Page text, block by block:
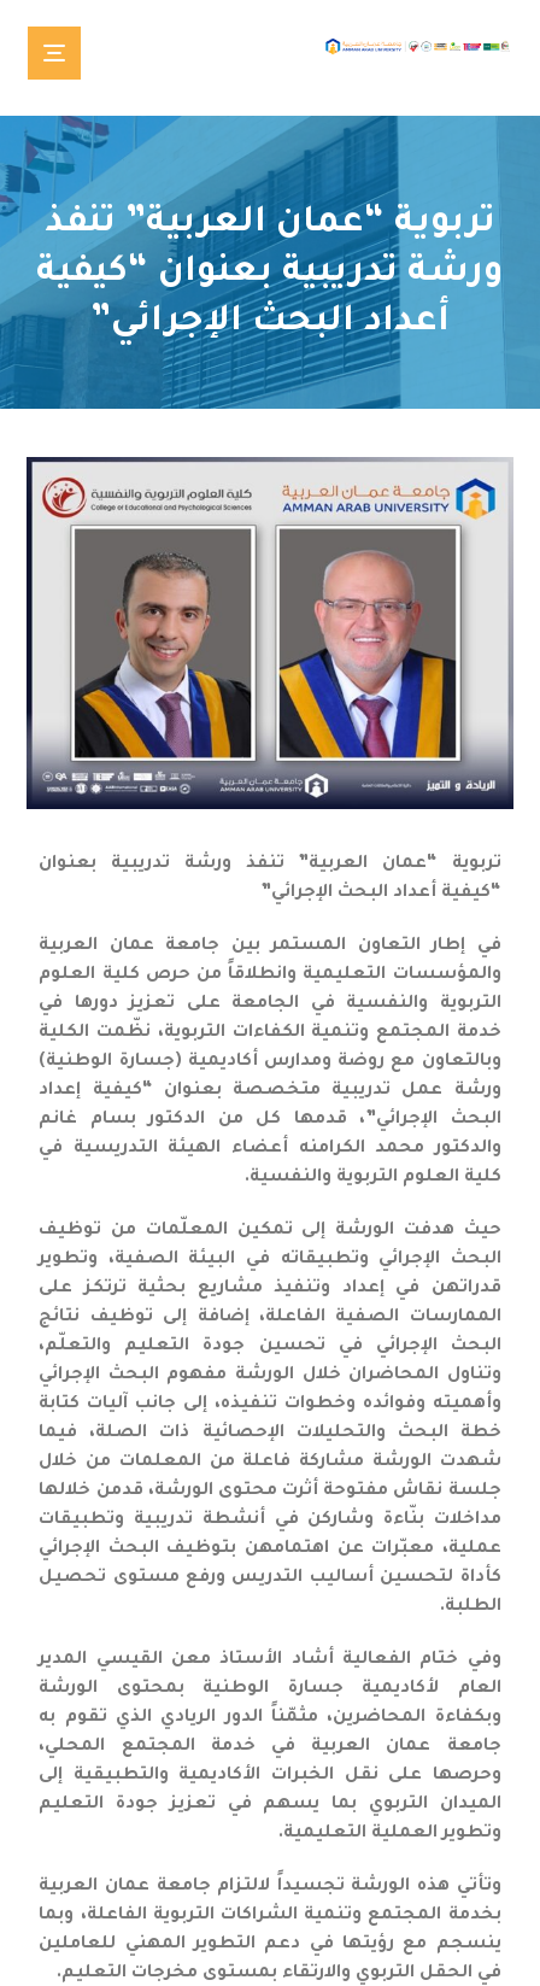
تربوية “عمان العربية” تنفذ
ورشة تدريبية بعنوان “كيفية
أعداد البحث الإجرائي”
تربوية “عمان العربية” تنفذ ورشة تدريبية بعنوان
“كيفية أعداد البحث الإجرائي”
في إطار التعاون المستمر بين جامعة عمان العربية
والمؤسسات التعليمية وانطلاقاً من حرص كلية العلوم
التربوية والنفسية في الجامعة على تعزيز دورها في
خدمة المجتمع وتنمية الكفاءات التربوية، نظّمت الكلية
وبالتعاون مع روضة ومدارس أكاديمية (جسارة الوطنية)
ورشة عمل تدريبية متخصصة بعنوان “كيفية إعداد
البحث الإجرائي”، قدمها كل من الدكتور بسام غانم
والدكتور محمد الكرامنه أعضاء الهيئة التدريسية في
كلية العلوم التربوية والنفسية.
حيث هدفت الورشة إلى تمكين المعلّمات من توظيف
البحث الإجرائي وتطبيقاته في البيئة الصفية، وتطوير
قدراتهن في إعداد وتنفيذ مشاريع بحثية ترتكز على
الممارسات الصفية الفاعلة، إضافة إلى توظيف نتائج
البحث الإجرائي في تحسين جودة التعليم والتعلّم،
وتناول المحاضران خلال الورشة مفهوم البحث الإجرائي
وأهميته وفوائده وخطوات تنفيذه، إلى جانب آليات كتابة
خطة البحث والتحليلات الإحصائية ذات الصلة، فيما
شهدت الورشة مشاركة فاعلة من المعلمات من خلال
جلسة نقاش مفتوحة أثرت محتوى الورشة، قدمن خلالها
مداخلات بنّاءة وشاركن في أنشطة تدريبية وتطبيقات
عملية، معبّرات عن اهتمامهن بتوظيف البحث الإجرائي
كأداة لتحسين أساليب التدريس ورفع مستوى تحصيل
الطلبة.
وفي ختام الفعالية أشاد الأستاذ معن القيسي المدير
العام لأكاديمية جسارة الوطنية بمحتوى الورشة
وبكفاءة المحاضرين، مثمّناً الدور الريادي الذي تقوم به
جامعة عمان العربية في خدمة المجتمع المحلي،
وحرصها على نقل الخبرات الأكاديمية والتطبيقية إلى
الميدان التربوي بما يسهم في تعزيز جودة التعليم
وتطوير العملية التعليمية.
وتأتي هذه الورشة تجسيداً لالتزام جامعة عمان العربية
بخدمة المجتمع وتنمية الشراكات التربوية الفاعلة، وبما
ينسجم مع رؤيتها في دعم التطوير المهني للعاملين
في الحقل التربوي والارتقاء بمستوى مخرجات التعليم.